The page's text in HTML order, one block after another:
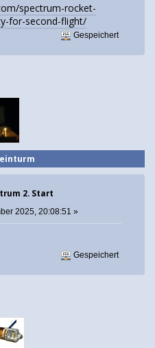
spectrum-rocket-
for-second-flight/
Gespeichert
2. Start
2025, 20:08:51 »
Gespeichert